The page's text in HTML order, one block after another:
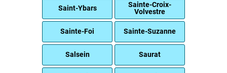
Saint-Ybars
Sainte-Croix-
Volvestre
Sainte-Foi Sainte-Suzanne
Salsein Saurat